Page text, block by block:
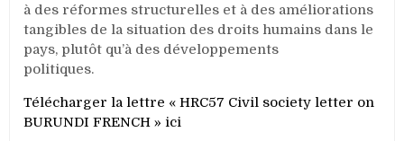
à des réformes structurelles et à des améliorations
tangibles de la situation des droits humains dans le
pays, plutôt qu’à des développements
politiques.
Télécharger la lettre « HRC57 Civil society letter on
BURUNDI FRENCH » ici